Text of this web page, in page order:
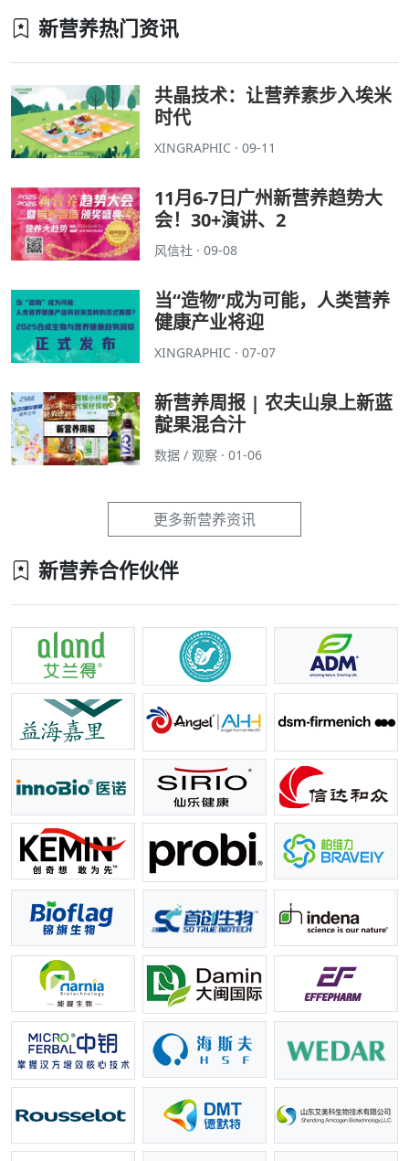
新营养热门资讯
共晶技术：让营养素步入埃米
时代
XINGRAPHIC · 09-11
11月6-7日广州新营养趋势大
会！30+演讲、2
风信社 · 09-08
当“造物”成为可能，人类营养
健康产业将迎
XINGRAPHIC · 07-07
新营养周报 | 农夫山泉上新蓝
靛果混合汁
数据 / 观察 · 01-06
更多新营养资讯
新营养合作伙伴